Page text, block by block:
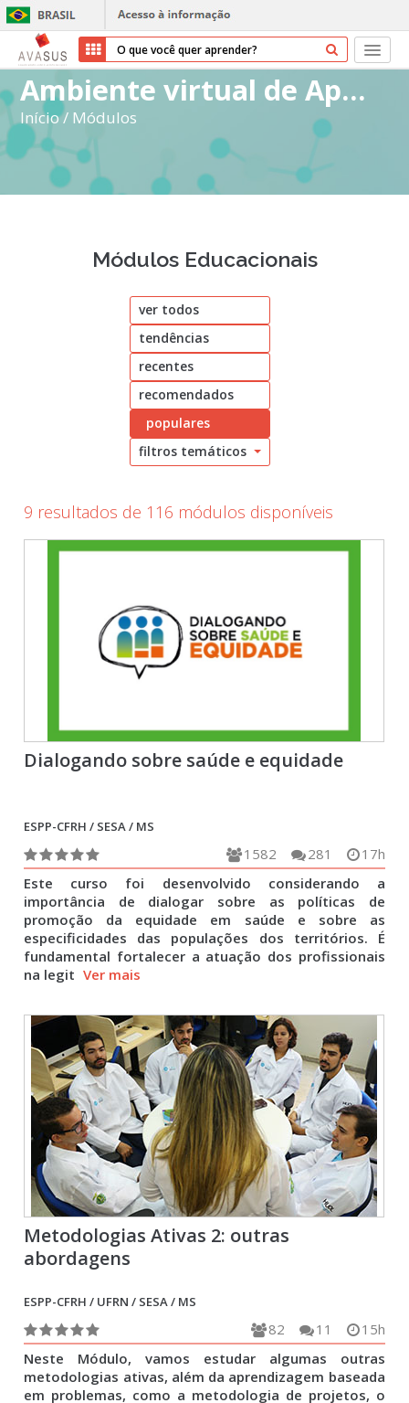
Início
Cursos
Parceiros
Transparência
Ajuda
Entrar
Cadastrar
Ambiente virtual de Aprendizagem do SUS
Início/ Módulos
Módulos Educacionais
ver todos
tendências
recentes
recomendados
populares
filtros temáticos
9 resultados de 116 módulos disponíveis
Dialogando sobre saúde e equidade
ESPP-CFRH / SESA / MS
17h
281
1582
Este curso foi desenvolvido considerando a
importância de dialogar sobre as políticas de
promoção da equidade em saúde e sobre as
especificidades das populações dos territórios. É
fundamental fortalecer a atuação dos profissionais
na legit Ver mais
Metodologias Ativas 2: outras
abordagens
ESPP-CFRH / UFRN / SESA / MS
15h
11
82
Neste Módulo, vamos estudar algumas outras
metodologias ativas, além da aprendizagem baseada
em problemas, como a metodologia de projetos, o